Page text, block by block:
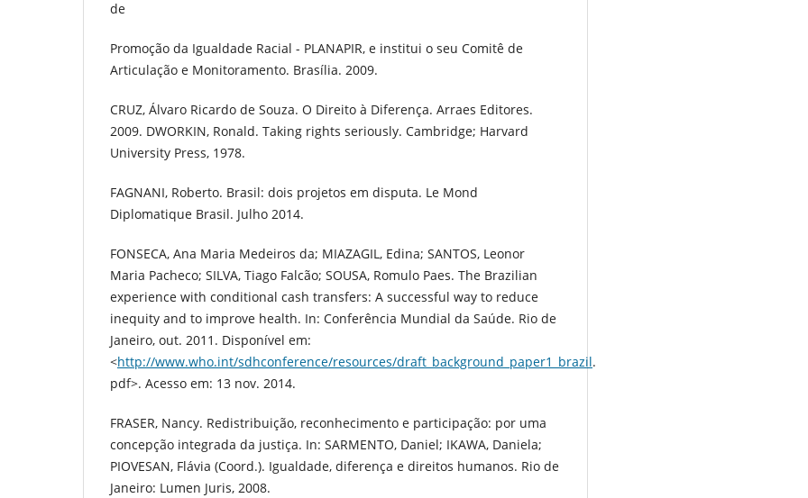
de
Promoção da Igualdade Racial - PLANAPIR, e institui o seu Comitê de
Articulação e Monitoramento. Brasília. 2009.
CRUZ, Álvaro Ricardo de Souza. O Direito à Diferença. Arraes Editores.
2009. DWORKIN, Ronald. Taking rights seriously. Cambridge; Harvard
University Press, 1978.
FAGNANI, Roberto. Brasil: dois projetos em disputa. Le Mond
Diplomatique Brasil. Julho 2014.
FONSECA, Ana Maria Medeiros da; MIAZAGIL, Edina; SANTOS, Leonor
Maria Pacheco; SILVA, Tiago Falcão; SOUSA, Romulo Paes. The Brazilian
experience with conditional cash transfers: A successful way to reduce
inequity and to improve health. In: Conferência Mundial da Saúde. Rio de
Janeiro, out. 2011. Disponível em:
<http://www.who.int/sdhconference/resources/draft_background_paper1_brazil.
pdf>. Acesso em: 13 nov. 2014.
FRASER, Nancy. Redistribuição, reconhecimento e participação: por uma
concepção integrada da justiça. In: SARMENTO, Daniel; IKAWA, Daniela;
PIOVESAN, Flávia (Coord.). Igualdade, diferença e direitos humanos. Rio de
Janeiro: Lumen Juris, 2008.